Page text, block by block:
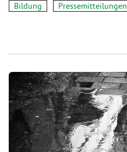
Bildung Pressemitteilungen